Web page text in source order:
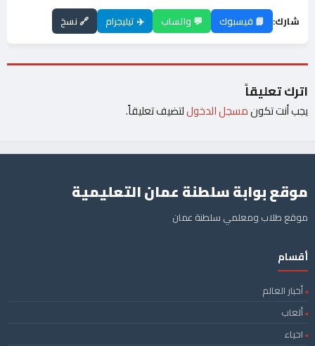
شارك: 📘 فيسبوك 💬 واتساب ✈️ تيليجرام 🔗 نسخ
اترك تعليقاً
يجب أنت تكونمسجل الدخوللتضيف تعليقاً.
موقع بوابة سلطنة عمان التعليمية
موقع طلاب ومعلمي سلطنة عمان
أقسام
أخبار العالم
ألعاب
احياء